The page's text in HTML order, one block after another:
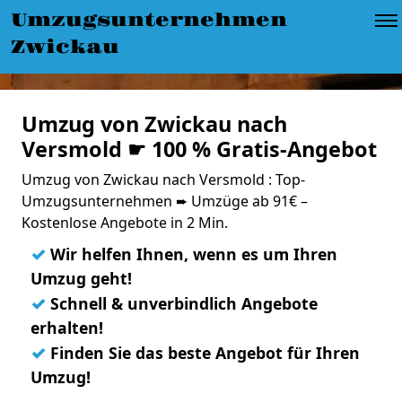
Umzugsunternehmen
Zwickau
Umzug von Zwickau nach
Versmold ☛ 100 % Gratis-Angebot
Umzug von Zwickau nach Versmold : Top-
Umzugsunternehmen ➨ Umzüge ab 91€ –
Kostenlose Angebote in 2 Min.
✓ Wir helfen Ihnen, wenn es um Ihren
Umzug geht!
✓ Schnell & unverbindlich Angebote
erhalten!
✓ Finden Sie das beste Angebot für Ihren
Umzug!